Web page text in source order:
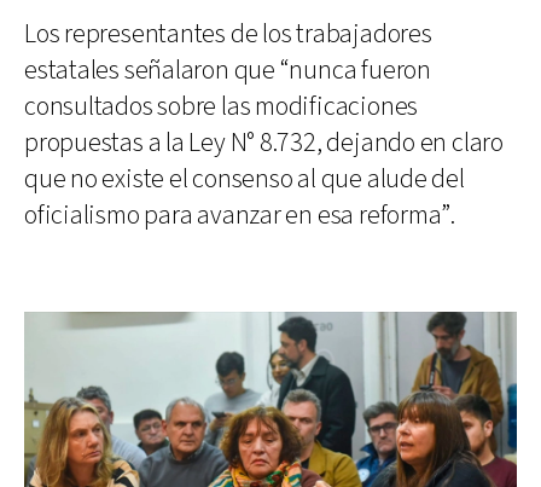
Los representantes de los trabajadores
estatales señalaron que “nunca fueron
consultados sobre las modificaciones
propuestas a la Ley N° 8.732, dejando en claro
que no existe el consenso al que alude del
oficialismo para avanzar en esa reforma”.